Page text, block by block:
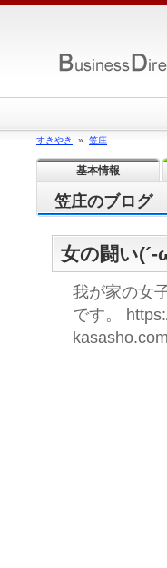
笠庄のブログ
女の闘い(´-
我が家の女
です。
すきやき » 笠庄
基本情報